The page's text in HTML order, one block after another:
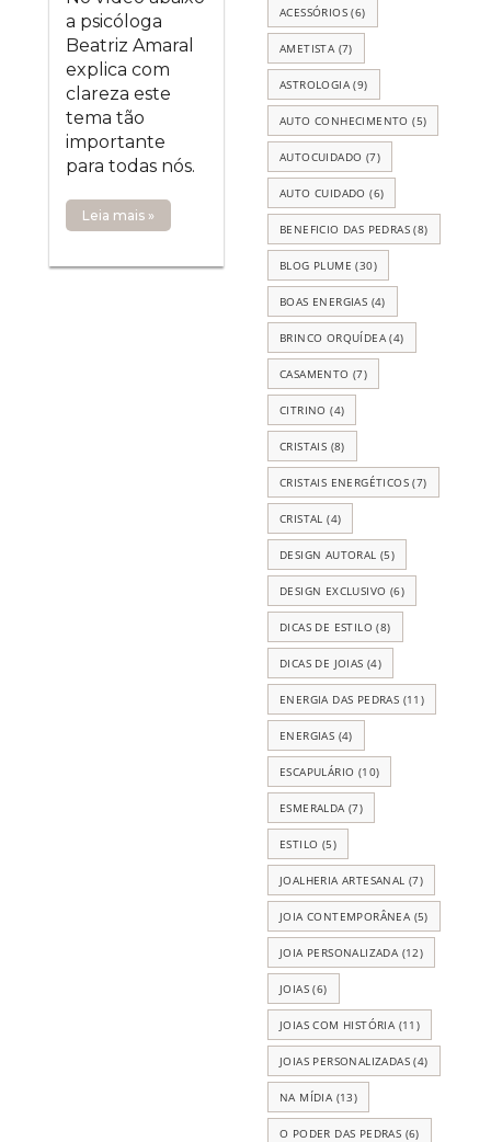
a psicóloga
Beatriz Amaral
explica com
clareza este
tema tão
importante
para todas nós.
Leia mais »
ACESSÓRIOS (6)
AMETISTA (7)
ASTROLOGIA (9)
AUTO CONHECIMENTO (5)
AUTOCUIDADO (7)
AUTO CUIDADO (6)
BENEFICIO DAS PEDRAS (8)
BLOG PLUME (30)
BOAS ENERGIAS (4)
BRINCO ORQUÍDEA (4)
CASAMENTO (7)
CITRINO (4)
CRISTAIS (8)
CRISTAIS ENERGÉTICOS (7)
CRISTAL (4)
DESIGN AUTORAL (5)
DESIGN EXCLUSIVO (6)
DICAS DE ESTILO (8)
DICAS DE JOIAS (4)
ENERGIA DAS PEDRAS (11)
ENERGIAS (4)
ESCAPULÁRIO (10)
ESMERALDA (7)
ESTILO (5)
JOALHERIA ARTESANAL (7)
JOIA CONTEMPORÂNEA (5)
JOIA PERSONALIZADA (12)
JOIAS (6)
JOIAS COM HISTÓRIA (11)
JOIAS PERSONALIZADAS (4)
NA MÍDIA (13)
O PODER DAS PEDRAS (6)